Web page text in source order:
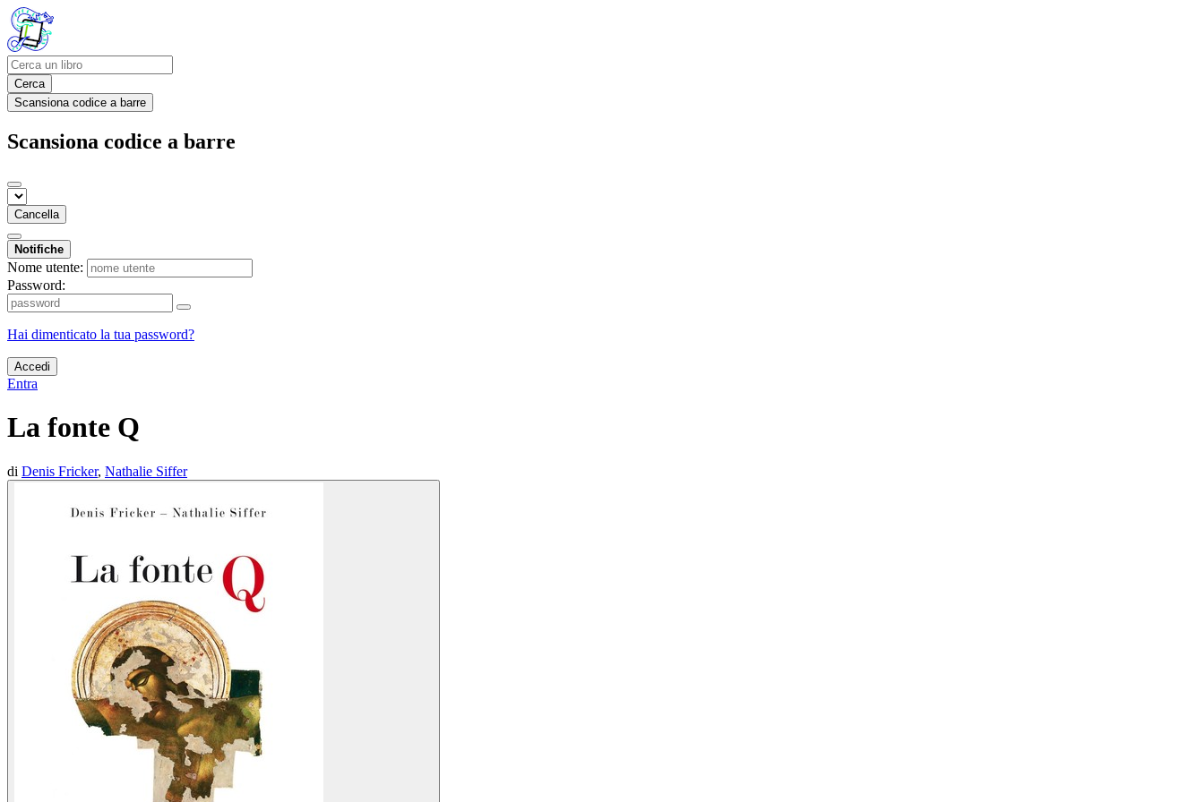
Cerca
Scansiona codice a barre
Scansiona codice a barre
Cancella
Notifiche
Nome utente:
Password:
Hai dimenticato la tua password?
Accedi
Entra
La fonte Q
di Denis Fricker, Nathalie Siffer